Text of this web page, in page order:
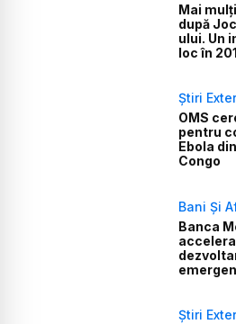
Mai
după
ului. Un
loc în
Știri
OMS
pentru
Ebola
Congo
Bani Și
Banca
Știri